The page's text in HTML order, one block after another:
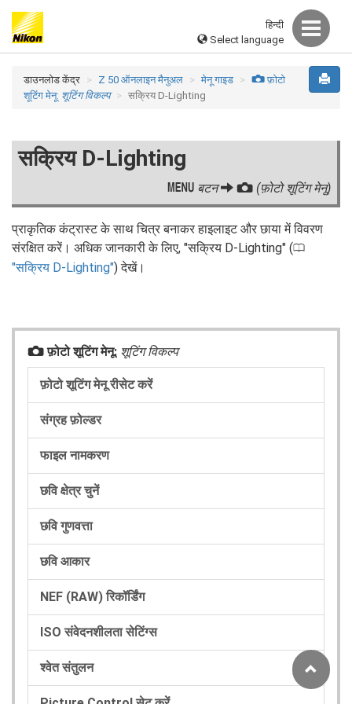
हिन्दी
Select language
डाउनलोड केंद्र Z 50 ऑनलाइन मैनुअल मेनू गाइड C फ़ोटो
शूटिंग मेनू: शूटिंग विकल्प सक्रिय D-Lighting
सक्रिय D-Lighting
G बटन C (फ़ोटो शूटिंग मेनू)
प्राकृतिक कंट्रास्ट के साथ चित्र बनाकर हाइलाइट और छाया में विवरण
संरक्षित करें। अधिक जानकारी के लिए, "सक्रिय D-Lighting" (0
सक्रिय D-Lighting ) देखें।
Cफ़ोटो शूटिंग मेनू: शूटिंग विकल्प
फ़ोटो शूटिंग मेनू रीसेट करें
संग्रह फ़ोल्डर
फाइल नामकरण
छवि क्षेत्र चुनें
छवि गुणवत्ता
छवि आकार
NEF (RAW) रिकॉर्डिंग
ISO संवेदनशीलता सेटिंग्स
श्वेत संतुलन